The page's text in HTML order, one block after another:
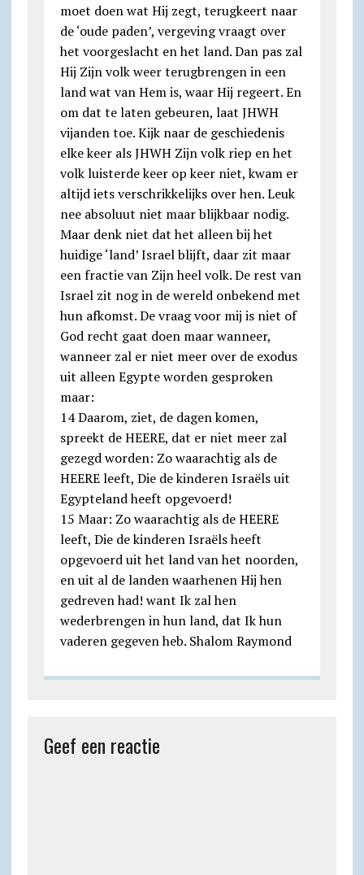
moet doen wat Hij zegt, terugkeert naar
de ‘oude paden’, vergeving vraagt over
het voorgeslacht en het land. Dan pas zal
Hij Zijn volk weer terugbrengen in een
land wat van Hem is, waar Hij regeert. En
om dat te laten gebeuren, laat JHWH
vijanden toe. Kijk naar de geschiedenis
elke keer als JHWH Zijn volk riep en het
volk luisterde keer op keer niet, kwam er
altijd iets verschrikkelijks over hen. Leuk
nee absoluut niet maar blijkbaar nodig.
Maar denk niet dat het alleen bij het
huidige ‘land’ Israel blijft, daar zit maar
een fractie van Zijn heel volk. De rest van
Israel zit nog in de wereld onbekend met
hun afkomst. De vraag voor mij is niet of
God recht gaat doen maar wanneer,
wanneer zal er niet meer over de exodus
uit alleen Egypte worden gesproken
maar:
14 Daarom, ziet, de dagen komen,
spreekt de HEERE, dat er niet meer zal
gezegd worden: Zo waarachtig als de
HEERE leeft, Die de kinderen Israëls uit
Egypteland heeft opgevoerd!
15 Maar: Zo waarachtig als de HEERE
leeft, Die de kinderen Israëls heeft
opgevoerd uit het land van het noorden,
en uit al de landen waarhenen Hij hen
gedreven had! want Ik zal hen
wederbrengen in hun land, dat Ik hun
vaderen gegeven heb. Shalom Raymond
Geef een reactie